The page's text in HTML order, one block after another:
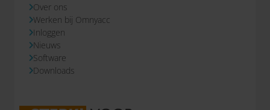
Over ons
Werken bij Omnyacc
Inloggen
Nieuws
Software
Downloads